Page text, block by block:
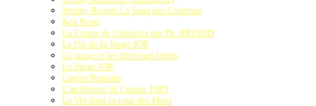
Jeremy Rogers La Saga des Contessa
Ken Read
La Coupe de l'America par Ph. BRIAND
La Fin de la Jauge IOR
La jauge et les dériveurs lestés
La Jauge IOR
Lapins Rapides
L'architecte de l'année 1985
La Vie dans la cour des Maxi